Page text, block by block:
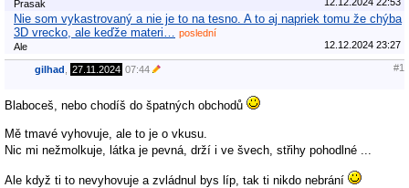
Prasak
Nie som vykastrovaný a nie je to na tesno. A to aj napriek tomu že chýba
3D vrecko, ale keďže materi…
poslední
Ale
12.12.2024 23:27
gilhad 27.11.2024 07:44 #1
Blaboceš, nebo chodíš do špatných obchodů
Mě tmavé vyhovuje, ale to je o vkusu.
Nic mi nežmolkuje, látka je pevná, drží i ve švech, střihy pohodlné ...
Ale když ti to nevyhovuje a zvládnul bys líp, tak ti nikdo nebrání